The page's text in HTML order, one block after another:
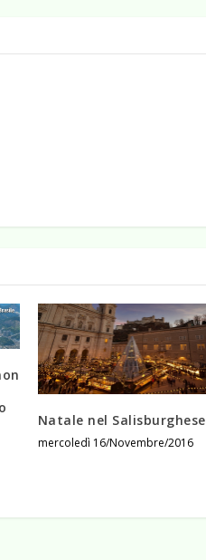
Natale nel Salisburghese
mercoledì 16/Novembre/2016